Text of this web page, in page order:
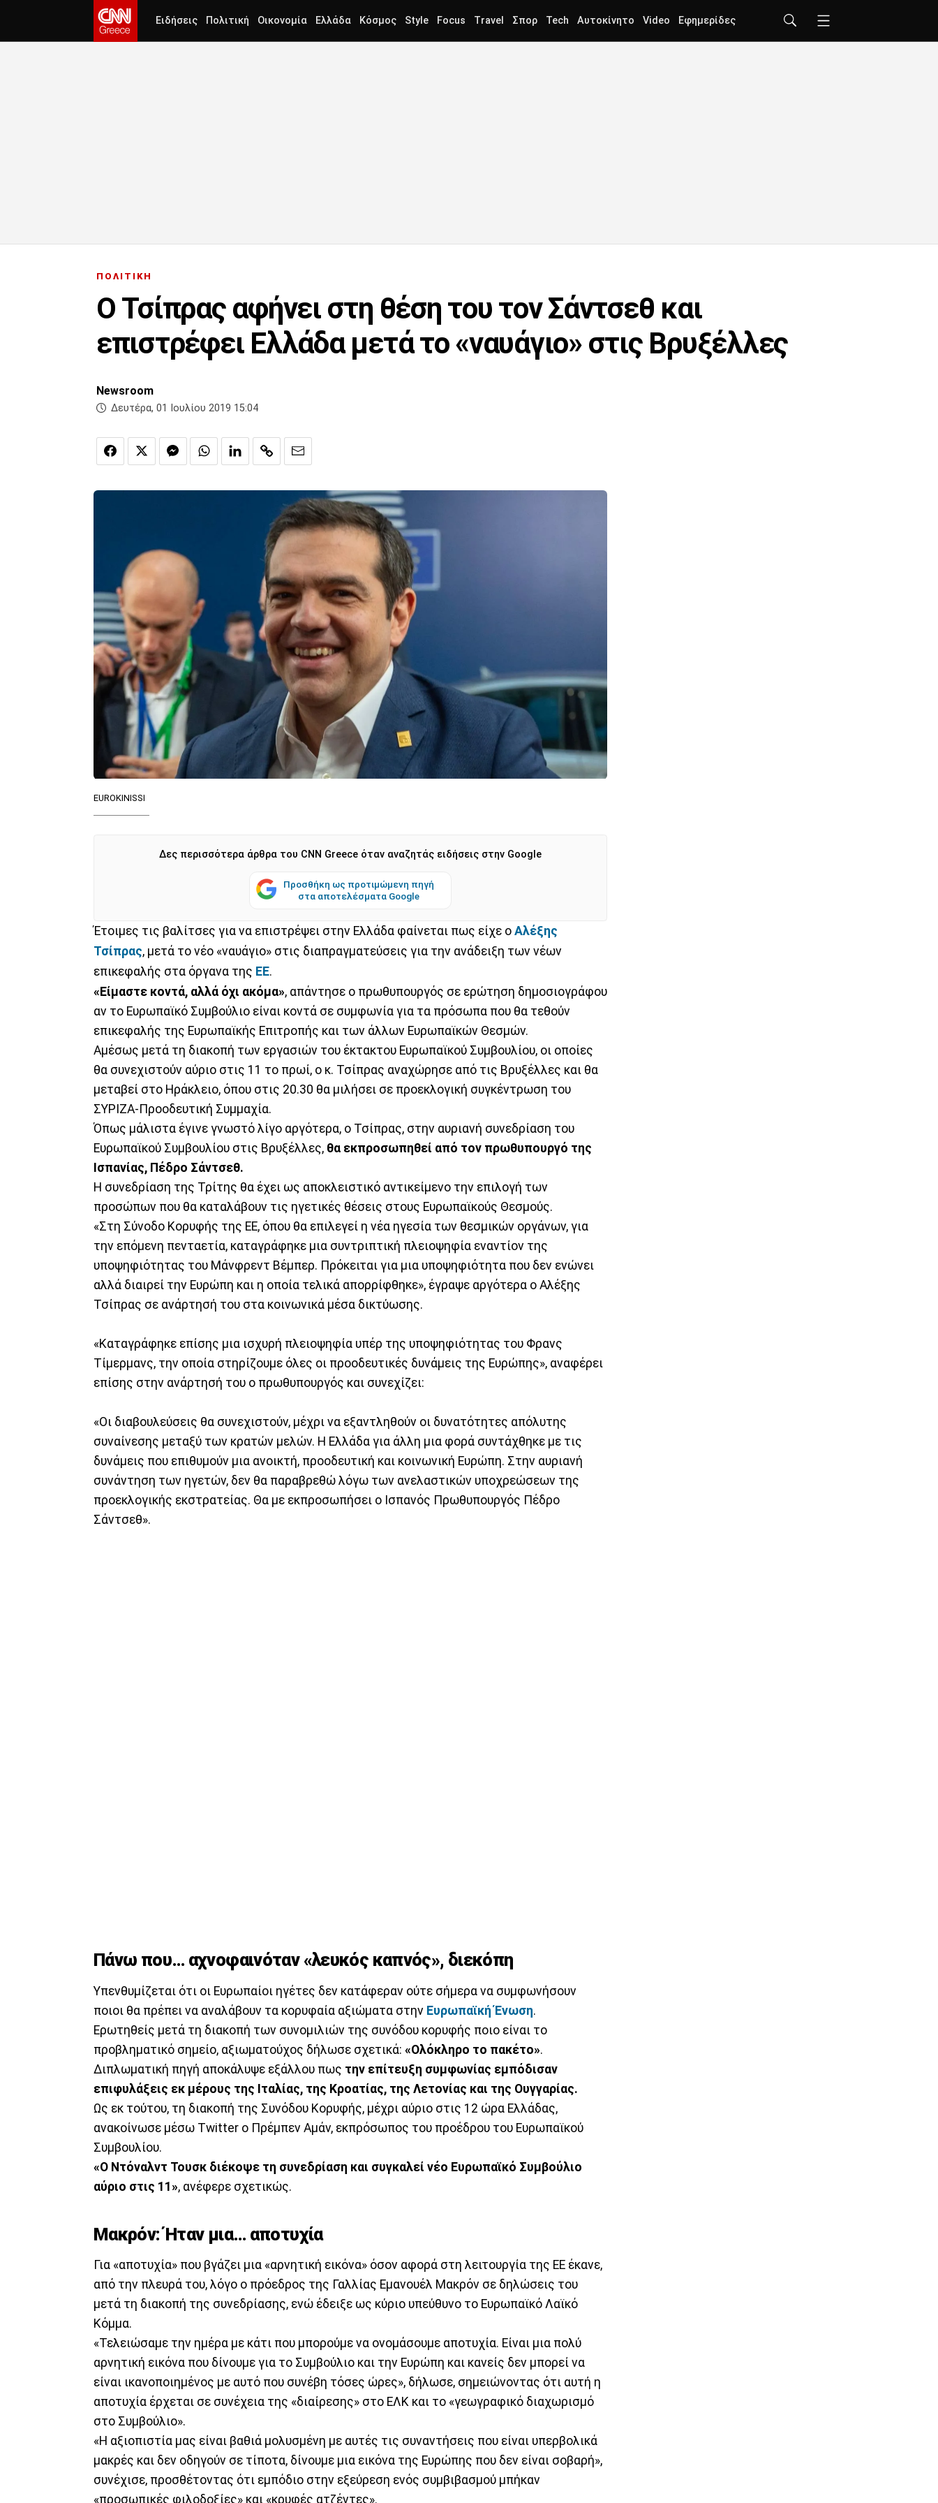
Ειδήσεις Πολιτική Οικονομία Ελλάδα Κόσμος Style Focus Travel Σπορ Tech Αυτοκίνητο Video Εφημερίδες
ΠΟΛΙΤΙΚΗ
Ο Τσίπρας αφήνει στη θέση του τον Σάντσεθ και
επιστρέφει Ελλάδα μετά το «ναυάγιο» στις Βρυξέλλες
Newsroom
Δευτέρα, 01 Ιουλίου 2019 15:04
EUROKINISSI
Δες περισσότερα άρθρα του CNN Greece όταν αναζητάς ειδήσεις στην Google
Προσθήκη ως προτιμώμενη πηγή
στα αποτελέσματα Google
Έτοιμες τις βαλίτσες για να επιστρέψει στην Ελλάδα φαίνεται πως είχε ο Αλέξης
Τσίπρας, μετά το νέο «ναυάγιο» στις διαπραγματεύσεις για την ανάδειξη των νέων
επικεφαλής στα όργανα της ΕΕ.
«Είμαστε κοντά, αλλά όχι ακόμα», απάντησε ο πρωθυπουργός σε ερώτηση δημοσιογράφου
αν το Ευρωπαϊκό Συμβούλιο είναι κοντά σε συμφωνία για τα πρόσωπα που θα τεθούν
επικεφαλής της Ευρωπαϊκής Επιτροπής και των άλλων Ευρωπαϊκών Θεσμών.
Αμέσως μετά τη διακοπή των εργασιών του έκτακτου Ευρωπαϊκού Συμβουλίου, οι οποίες
θα συνεχιστούν αύριο στις 11 το πρωί, ο κ. Τσίπρας αναχώρησε από τις Βρυξέλλες και θα
μεταβεί στο Ηράκλειο, όπου στις 20.30 θα μιλήσει σε προεκλογική συγκέντρωση του
ΣΥΡΙΖΑ-Προοδευτική Συμμαχία.
Όπως μάλιστα έγινε γνωστό λίγο αργότερα, ο Τσίπρας, στην αυριανή συνεδρίαση του
Ευρωπαϊκού Συμβουλίου στις Βρυξέλλες, θα εκπροσωπηθεί από τον πρωθυπουργό της
Ισπανίας, Πέδρο Σάντσεθ.
Η συνεδρίαση της Τρίτης θα έχει ως αποκλειστικό αντικείμενο την επιλογή των
προσώπων που θα καταλάβουν τις ηγετικές θέσεις στους Ευρωπαϊκούς Θεσμούς.
«Στη Σύνοδο Κορυφής της ΕΕ, όπου θα επιλεγεί η νέα ηγεσία των θεσμικών οργάνων, για
την επόμενη πενταετία, καταγράφηκε μια συντριπτική πλειοψηφία εναντίον της
υποψηφιότητας του Μάνφρεντ Βέμπερ. Πρόκειται για μια υποψηφιότητα που δεν ενώνει
αλλά διαιρεί την Ευρώπη και η οποία τελικά απορρίφθηκε», έγραψε αργότερα ο Αλέξης
Τσίπρας σε ανάρτησή του στα κοινωνικά μέσα δικτύωσης.
«Καταγράφηκε επίσης μια ισχυρή πλειοψηφία υπέρ της υποψηφιότητας του Φρανς
Τίμερμανς, την οποία στηρίζουμε όλες οι προοδευτικές δυνάμεις της Ευρώπης», αναφέρει
επίσης στην ανάρτησή του ο πρωθυπουργός και συνεχίζει:
«Οι διαβουλεύσεις θα συνεχιστούν, μέχρι να εξαντληθούν οι δυνατότητες απόλυτης
συναίνεσης μεταξύ των κρατών μελών. Η Ελλάδα για άλλη μια φορά συντάχθηκε με τις
δυνάμεις που επιθυμούν μια ανοικτή, προοδευτική και κοινωνική Ευρώπη. Στην αυριανή
συνάντηση των ηγετών, δεν θα παραβρεθώ λόγω των ανελαστικών υποχρεώσεων της
προεκλογικής εκστρατείας. Θα με εκπροσωπήσει ο Ισπανός Πρωθυπουργός Πέδρο
Σάντσεθ».
Πάνω που… αχνοφαινόταν «λευκός καπνός», διεκόπη
Υπενθυμίζεται ότι οι Ευρωπαίοι ηγέτες δεν κατάφεραν ούτε σήμερα να συμφωνήσουν
ποιοι θα πρέπει να αναλάβουν τα κορυφαία αξιώματα στην Ευρωπαϊκή Ένωση.
Ερωτηθείς μετά τη διακοπή των συνομιλιών της συνόδου κορυφής ποιο είναι το
προβληματικό σημείο, αξιωματούχος δήλωσε σχετικά: «Ολόκληρο το πακέτο».
Διπλωματική πηγή αποκάλυψε εξάλλου πως την επίτευξη συμφωνίας εμπόδισαν
επιφυλάξεις εκ μέρους της Ιταλίας, της Κροατίας, της Λετονίας και της Ουγγαρίας.
Ως εκ τούτου, τη διακοπή της Συνόδου Κορυφής, μέχρι αύριο στις 12 ώρα Ελλάδας,
ανακοίνωσε μέσω Twitter o Πρέμπεν Αμάν, εκπρόσωπος του προέδρου του Ευρωπαϊκού
Συμβουλίου.
«Ο Ντόναλντ Τουσκ διέκοψε τη συνεδρίαση και συγκαλεί νέο Ευρωπαϊκό Συμβούλιο
αύριο στις 11», ανέφερε σχετικώς.
Μακρόν: Ήταν μια… αποτυχία
Για «αποτυχία» που βγάζει μια «αρνητική εικόνα» όσον αφορά στη λειτουργία της ΕΕ έκανε,
από την πλευρά του, λόγο ο πρόεδρος της Γαλλίας Εμανουέλ Μακρόν σε δηλώσεις του
μετά τη διακοπή της συνεδρίασης, ενώ έδειξε ως κύριο υπεύθυνο το Ευρωπαϊκό Λαϊκό
Κόμμα.
«Τελειώσαμε την ημέρα με κάτι που μπορούμε να ονομάσουμε αποτυχία. Είναι μια πολύ
αρνητική εικόνα που δίνουμε για το Συμβούλιο και την Ευρώπη και κανείς δεν μπορεί να
είναι ικανοποιημένος με αυτό που συνέβη τόσες ώρες», δήλωσε, σημειώνοντας ότι αυτή η
αποτυχία έρχεται σε συνέχεια της «διαίρεσης» στο ΕΛΚ και το «γεωγραφικό διαχωρισμό
στο Συμβούλιο».
«Η αξιοπιστία μας είναι βαθιά μολυσμένη με αυτές τις συναντήσεις που είναι υπερβολικά
μακρές και δεν οδηγούν σε τίποτα, δίνουμε μια εικόνα της Ευρώπης που δεν είναι σοβαρή»,
συνέχισε, προσθέτοντας ότι εμπόδιο στην εξεύρεση ενός συμβιβασμού μπήκαν
«προσωπικές φιλοδοξίες» και «κρυφές ατζέντες».